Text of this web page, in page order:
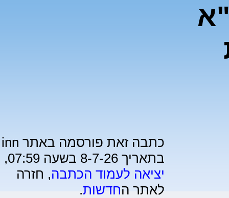
כתבה זאת פורסמה באתר inn
בתאריך 8-7-26 בשעה 07:59,
יציאה לעמוד הכתבה, חזרה
לאתר החדשות.